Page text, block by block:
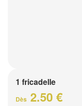
1 fricadelle
Dès 2.50 €